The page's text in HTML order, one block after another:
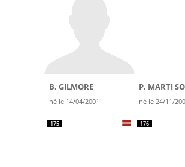
B. GILMORE
né le 14/04/2001
P. MARTI
né le 24/11/
175 176